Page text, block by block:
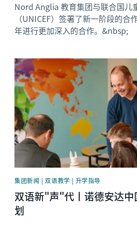
Nord Anglia 教育集团与联合国儿
（UNICEF）签署了新一阶段的合
年进行更加深入的合作。&nbsp;
News image
集团新闻 | 双语教学 | 升学指导
双语新"声"代丨诺德安达
划